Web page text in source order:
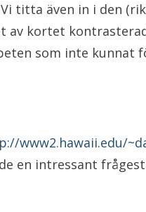
titta även in i den
av kortet
som inte kunnat
www2.hawaii.edu/
en intressant